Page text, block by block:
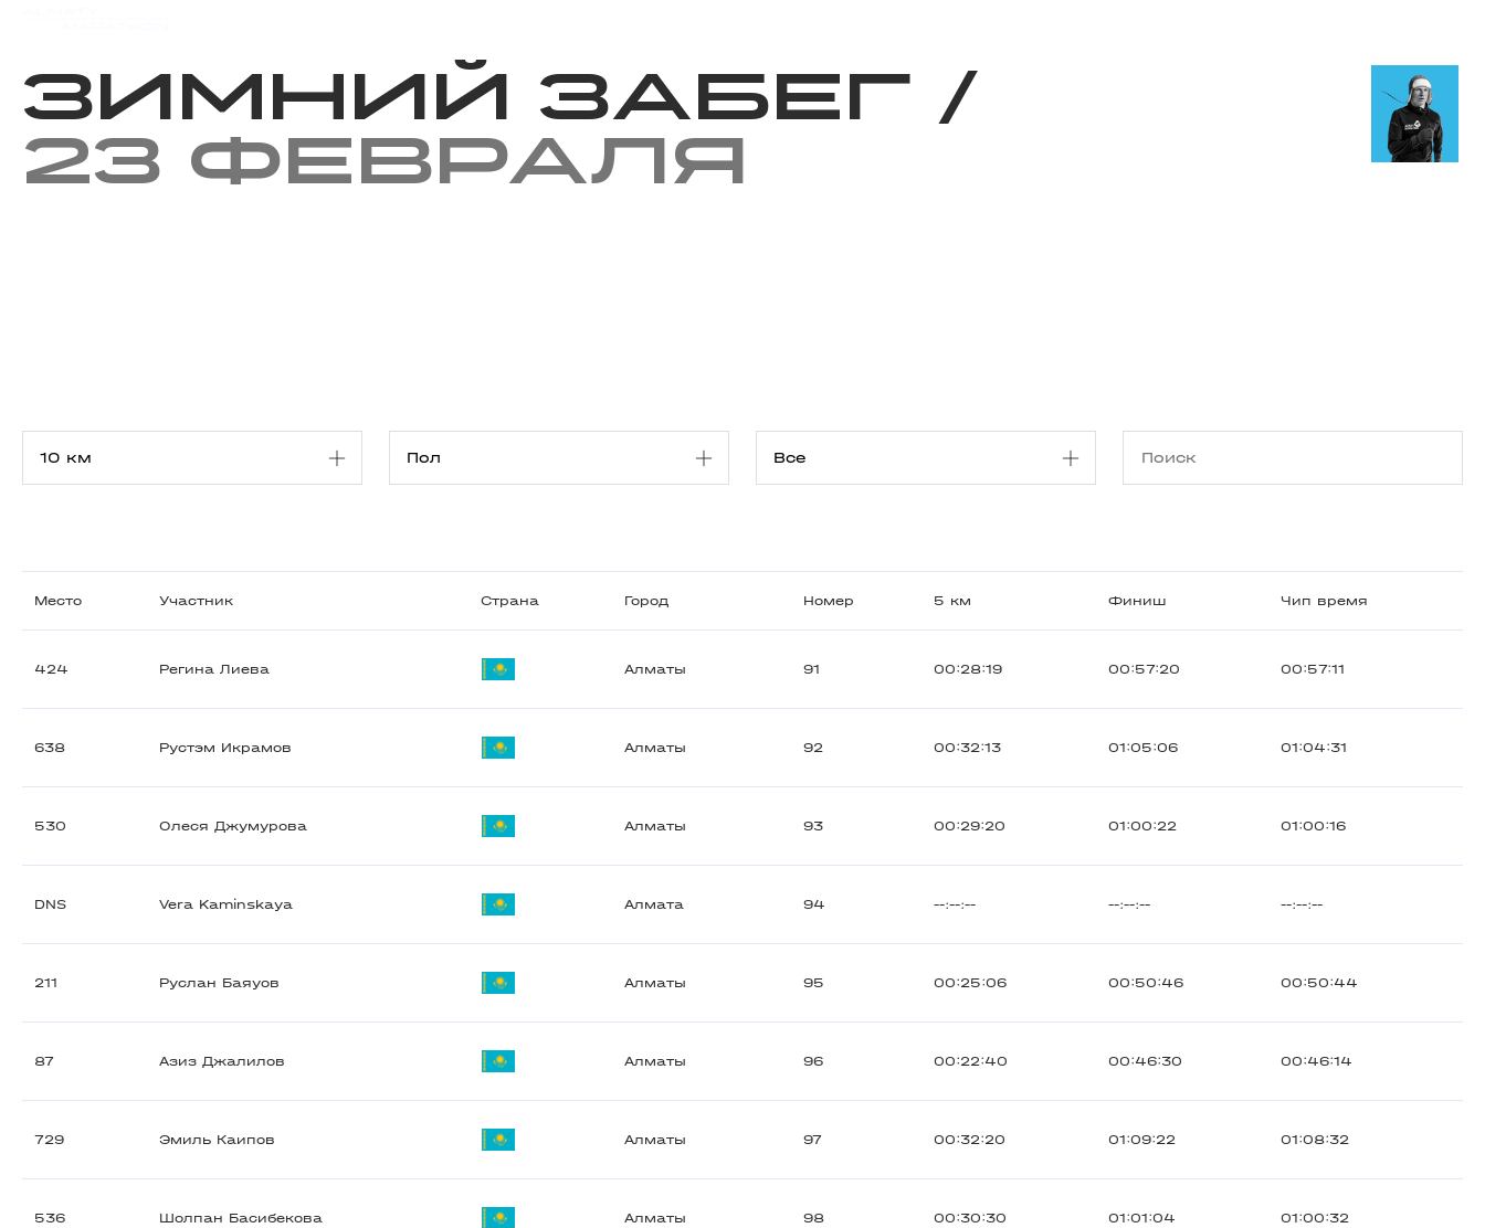
Зимний Забег /
23 февраля
Место Участник Страна Город Номер 5 км Финиш Чип время
424 Регина Лиева Алматы 91 00:28:19 00:57:20 00:57:11
638 Рустэм Икрамов Алматы 92 00:32:13 01:05:06 01:04:31
530 Олеся Джумурова Алматы 93 00:29:20 01:00:22 01:00:16
DNS Vera Kaminskaya Алмата 94 --:--:-- --:--:-- --:--:--
211 Руслан Баяуов Алматы 95 00:25:06 00:50:46 00:50:44
87 Азиз Джалилов Алматы 96 00:22:40 00:46:30 00:46:14
729 Эмиль Каипов Алматы 97 00:32:20 01:09:22 01:08:32
536 Шолпан Басибекова Алматы 98 00:30:30 01:01:04 01:00:32